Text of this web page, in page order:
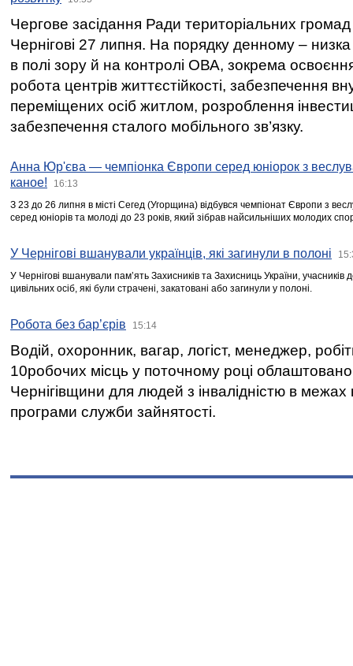
Чергове засідання Ради територіальних громад
Чернігові 27 липня. На порядку денному –
в полі зору й на контролі ОВА, зокрема освоєння
робота центрів життєстійкості, забезпечення
переміщених осіб житлом, розроблення
забезпечення сталого мобільного зв’язку.
Анна Юр'єва — чемпіонка Європи серед юніорок з
каное!
16:13
З 23 до 26 липня в місті Сегед (Угорщина) відбувся чемпіонат Європи з
серед юніорів та молоді до 23 років, який зібрав найсильніших молодих
У Чернігові вшанували українців, які загинули в полоні
У Чернігові вшанували пам’ять Захисників та Захисниць України,
цивільних осіб, які були страчені, закатовані або загинули у полоні.
Робота без бар’єрів 15:14
Водій, охоронник, вагар, логіст, менеджер,
10робочих місць у поточному році
Чернігівщини для людей з інвалідністю в межах
програми служби зайнятості.